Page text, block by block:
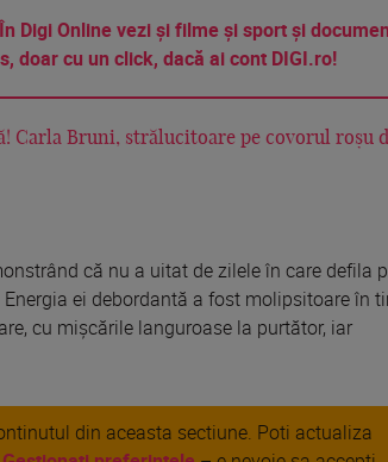
Digi Online vezi și filme și sport și
doar cu un click, dacă ai cont DIGI.ro!
Carla Bruni, strălucitoare pe covorul roșu
că nu a uitat de zilele în care defila
ei debordantă a fost molipsitoare în
cu mișcările languroase la purtător, iar
din aceasta sectiune. Poti actualiza